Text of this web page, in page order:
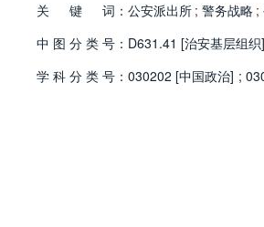
关
键 词： 公安派出所 ; 警务战略 ;
中 图 分 类 号： D631.41 [治安基层组织]
学 科 分 类 号： 030202 [中国政治] ;